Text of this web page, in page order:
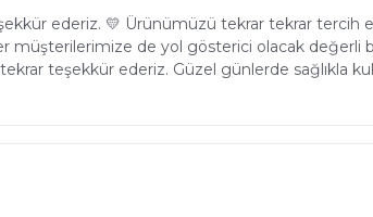
ederiz. 💛 Ürünümüzü tekrar tekrar
müşterilerimize de yol gösterici olacak
teşekkür ederiz. Güzel günlerde sağlıkla